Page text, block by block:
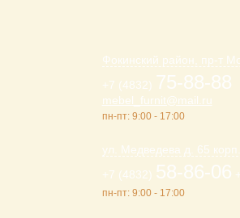
Фокинский район, пр-т
+7 (4832) 75-88-88
mebel_furnit@mail.ru
пн-пт: 9:00 - 17:00
ул. Медведева д. 65
+7 (4832) 58-86-06
пн-пт: 9:00 - 17:00